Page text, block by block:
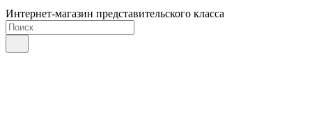
Интернет-магазин представительского класса